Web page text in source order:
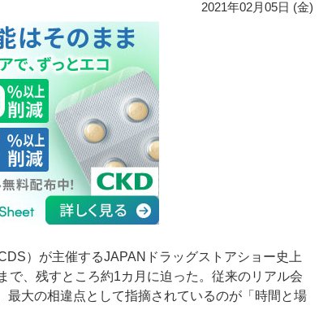
2021年02月05日 (金)
）が主催するJAPANドラッグストアショー史上
で、残すところ約1カ月に迫った。従来のリアル会
最大の相違点として指摘されているのが「時間と場